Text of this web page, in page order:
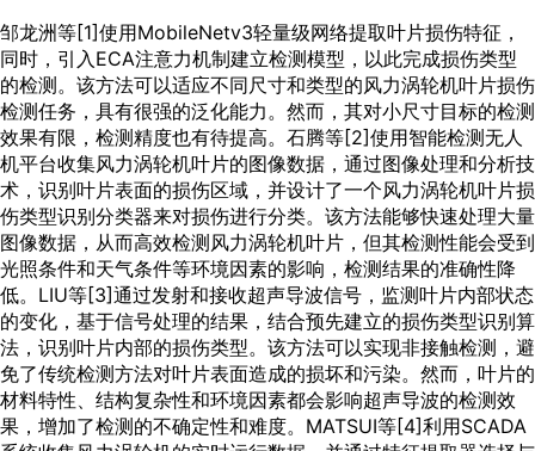
邹龙洲等[1]使用MobileNetv3轻量级网络提取叶片损伤特征，
同时，引入ECA注意力机制建立检测模型，以此完成损伤类型
的检测。该方法可以适应不同尺寸和类型的风力涡轮机叶片损伤
检测任务，具有很强的泛化能力。然而，其对小尺寸目标的检测
效果有限，检测精度也有待提高。石腾等[2]使用智能检测无人
机平台收集风力涡轮机叶片的图像数据，通过图像处理和分析技
术，识别叶片表面的损伤区域，并设计了一个风力涡轮机叶片损
伤类型识别分类器来对损伤进行分类。该方法能够快速处理大量
图像数据，从而高效检测风力涡轮机叶片，但其检测性能会受到
光照条件和天气条件等环境因素的影响，检测结果的准确性降
低。LIU等[3]通过发射和接收超声导波信号，监测叶片内部状态
的变化，基于信号处理的结果，结合预先建立的损伤类型识别算
法，识别叶片内部的损伤类型。该方法可以实现非接触检测，避
免了传统检测方法对叶片表面造成的损坏和污染。然而，叶片的
材料特性、结构复杂性和环境因素都会影响超声导波的检测效
果，增加了检测的不确定性和难度。MATSUI等[4]利用SCADA